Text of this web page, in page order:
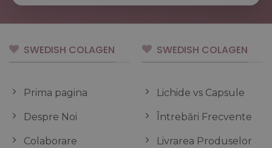
SWEDISH COLAGEN
Prima pagina
Despre Noi
Colaborare
SWEDISH COLAGEN
Lichide vs Capsule
Întrebări Frecvente
Livrarea Produselor